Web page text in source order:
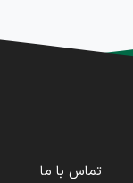
تماس با ما